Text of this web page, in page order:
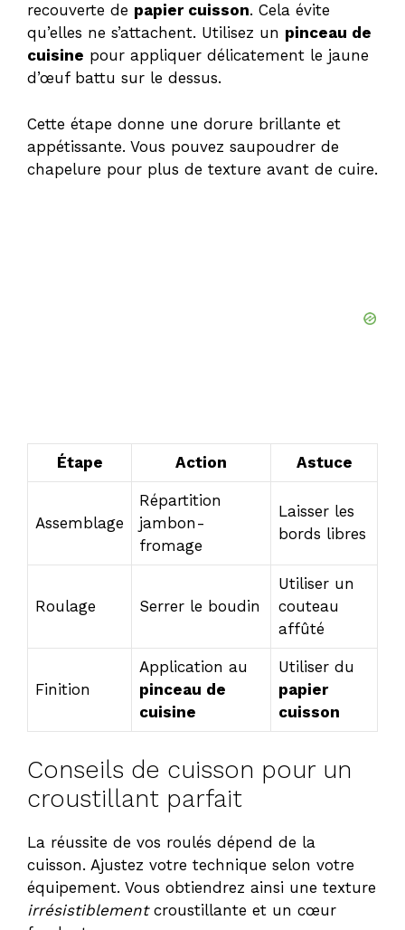
recouverte de papier cuisson. Cela évite
qu’elles ne s’attachent. Utilisez un pinceau de
cuisine pour appliquer délicatement le jaune
d’œuf battu sur le dessus.
Cette étape donne une dorure brillante et
appétissante. Vous pouvez saupoudrer de
chapelure pour plus de texture avant de cuire.
Étape Action Astuce
Assemblage
Répartition
jambon-
fromage
Laisser les
bords libres
Roulage Serrer le boudin
Utiliser un
couteau
affûté
Finition
Application au
pinceau de
cuisine
Utiliser du
papier
cuisson
Conseils de cuisson pour un
croustillant parfait
La réussite de vos roulés dépend de la
cuisson. Ajustez votre technique selon votre
équipement. Vous obtiendrez ainsi une texture
irrésistiblementcroustillante et un cœur